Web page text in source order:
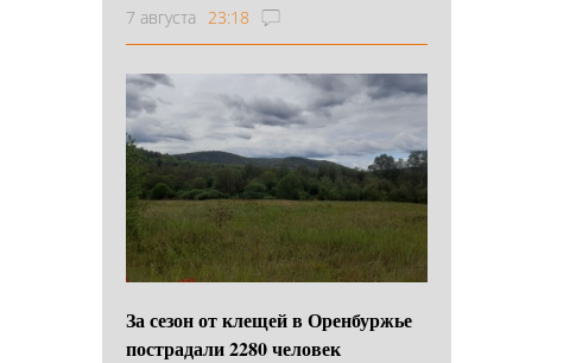
7 августа 23:18
За сезон от клещей в Оренбуржье
пострадали 2280 человек